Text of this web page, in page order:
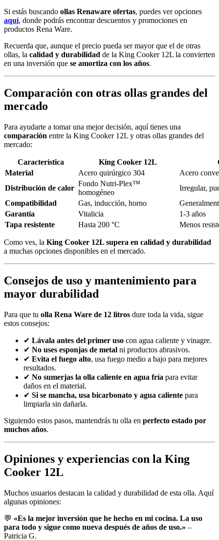
Si estás buscando ollas Renaware ofertas, puedes ver opciones
aquí, donde podrás encontrar descuentos y promociones en
productos Rena Ware.
Recuerda que, aunque el precio pueda ser mayor que el de otras
ollas, la calidad y durabilidad de la King Cooker 12L la convierten
en una inversión que se amortiza con los años.
Comparación con otras ollas grandes del
mercado
Para ayudarte a tomar una mejor decisión, aquí tienes una
comparación entre la King Cooker 12L y otras ollas grandes del
mercado:
Característica King Cooker 12L
Material
Acero quirúrgico 304
Acero
Distribución de calor
Fondo Nutri-Plex™
homogéneo
Irregular,
Compatibilidad
Gas, inducción, horno
Garantía
Vitalicia
1-3 años
Tapa resistente
Hasta 200 °C Menos
Como ves, la King Cooker 12L supera en calidad y durabilidad
a muchas opciones disponibles en el mercado.
Consejos de uso y mantenimiento para
mayor durabilidad
Para que tu olla Rena Ware de 12 litros dure toda la vida, sigue
estos consejos:
✔ Lávala antes del primer uso con agua caliente y vinagre.
✔ No uses esponjas de metal ni productos abrasivos.
✔ Evita el fuego alto, usa fuego medio a bajo para mejores
resultados.
✔ No sumerjas la olla caliente en agua fría para evitar
daños en el material.
✔ Si se mancha, usa bicarbonato y agua caliente para
limpiarla sin dañarla.
Siguiendo estos pasos, mantendrás tu olla en perfecto estado por
muchos años.
Opiniones y experiencias con la King
Cooker 12L
Muchos usuarios destacan la calidad y durabilidad de esta olla. Aquí
algunas opiniones:
💬 «Es la mejor inversión que he hecho en mi cocina. La uso
para todo y sigue como nueva después de años de uso.» –
Patricia G.